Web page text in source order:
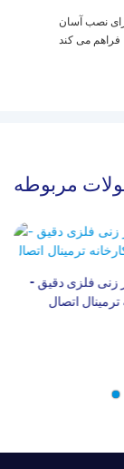
نصب آسان
مربوطه
زنی فلزی دقیق -
ترمینال اتصال